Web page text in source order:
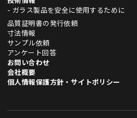
- ガラス製品を安全に使用するために
品質証明書の発行依頼
寸法情報
サンプル依頼
アンケート回答
お問い合わせ
会社概要
個人情報保護方針・サイトポリシー